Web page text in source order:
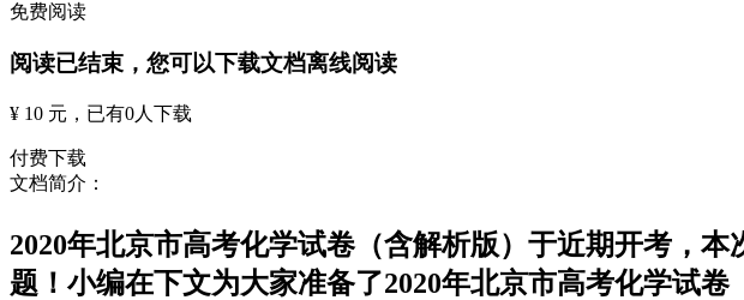
免费阅读
阅读已结束，您可以下载文档离线阅读
¥ 10 元 ，已有0人下载
付费下载
文档简介：
2020年北京市高考化学试卷（含解析版）于近期开考，
题！小编在下文为大家准备了2020年北京市高考化学试